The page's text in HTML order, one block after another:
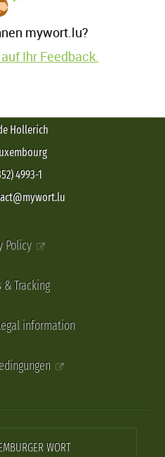
mywort.lu?
Ihr Feedback.
Hollerich
4993-1
Policy
& Tracking
information
WORT